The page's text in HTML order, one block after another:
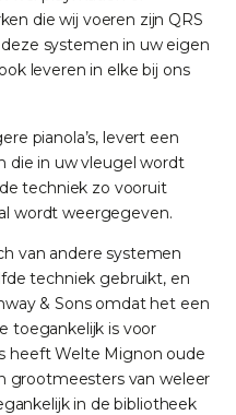
die wij voeren zijn QRS
systemen in uw eigen
leveren in elke bij ons
pianola’s, levert een
die in uw vleugel wordt
techniek zo vooruit
wordt weergegeven.
van andere systemen
techniek gebruikt, en
& Sons omdat het een
toegankelijk is voor
heeft Welte Mignon oude
grootmeesters van weleer
in de bibliotheek